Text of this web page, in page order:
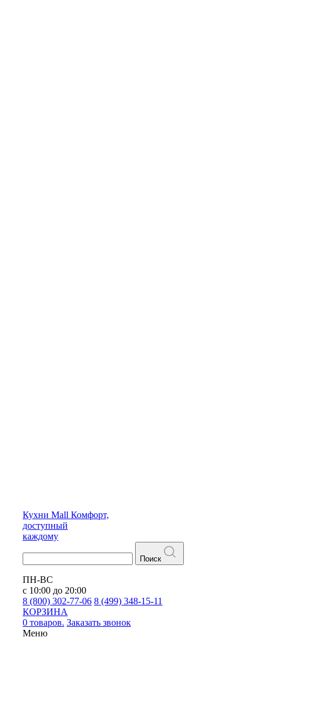
Кухни Mall Комфорт,
доступный
каждому
Поиск
ПН-ВС
с 10:00 до 20:00
8 (800) 302-77-06 8 (499) 348-15-11
КОРЗИНА
0 товаров. Заказать звонок
Меню